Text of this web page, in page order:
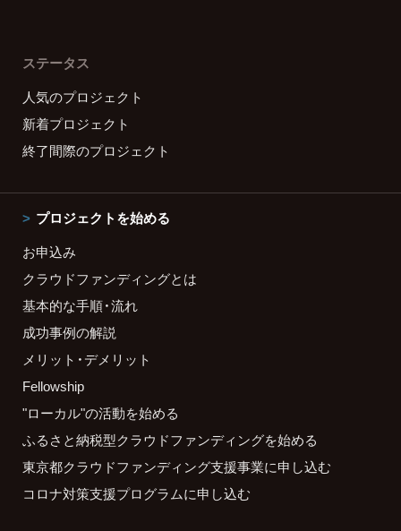
ステータス
人気のプロジェクト
新着プロジェクト
終了間際のプロジェクト
プロジェクトを始める
お申込み
クラウドファンディングとは
基本的な手順・流れ
成功事例の解説
メリット・デメリット
Fellowship
"ローカル"の活動を始める
ふるさと納税型クラウドファンディングを始める
東京都クラウドファンディング支援事業に申し込む
コロナ対策支援プログラムに申し込む